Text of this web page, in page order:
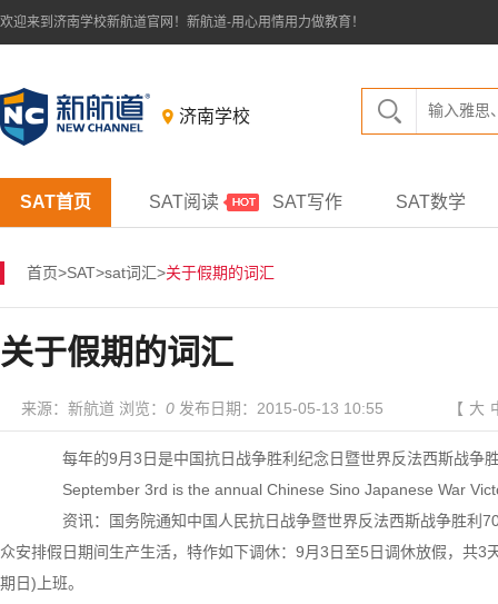
欢迎来到济南学校新航道官网！新航道-用心用情用力做教育！
济南学校
SAT首页 SAT阅读 SAT写作 SAT数学
首页>SAT>sat词汇>关于假期的词汇
关于假期的词汇
来源：新航道 浏览： 0 发布日期：2015-05-13 10:55 【 大
每年的9月3日是中国抗日战争胜利纪念日暨世界反法西斯战争
September 3rd is the annual Chinese Sino Japanese War
资讯：国务院通知中国人民抗日战争暨世界反法西斯战争胜利
众安排假日期间生产生活，特作如下调休：9月3日至5日调休放假，共
期日)上班。